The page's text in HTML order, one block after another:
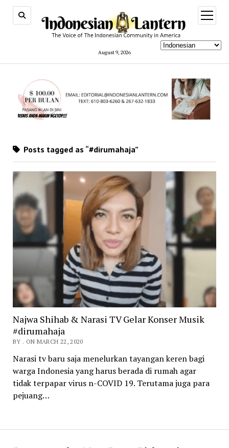
August 9, 2026
open
menu
Posts tagged as “#dirumahaja”
Najwa Shihab & Narasi TV Gelar Konser Musik
#dirumahaja
BY . ON MARCH 22, 2020
Narasi tv baru saja menelurkan tayangan keren bagi
warga Indonesia yang harus berada di rumah agar
tidak terpapar virus n-COVID 19. Terutama juga para
pejuang…